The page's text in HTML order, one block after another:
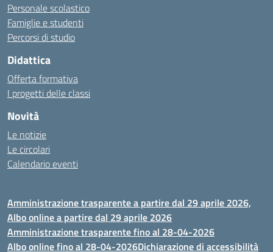
Personale scolastico
Famiglie e studenti
Percorsi di studio
Didattica
Offerta formativa
I progetti delle classi
Novità
Le notizie
Le circolari
Calendario eventi
Amministrazione trasparente a partire dal 29 aprile 2026,
Albo online a partire dal 29 aprile 2026
Amministrazione trasparente fino al 28-04-2026
Albo online fino al 28-04-2026Dichiarazione di accessibilità